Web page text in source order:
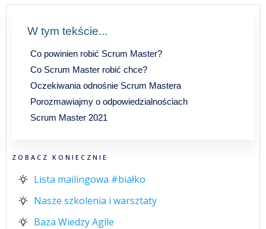
W tym tekście...
Co powinien robić Scrum Master?
Co Scrum Master robić chce?
Oczekiwania odnośnie Scrum Mastera
Porozmawiajmy o odpowiedzialnościach
Scrum Master 2021
ZOBACZ KONIECZNIE
Lista mailingowa #białko
Nasze szkolenia i warsztaty
Baza Wiedzy Agile